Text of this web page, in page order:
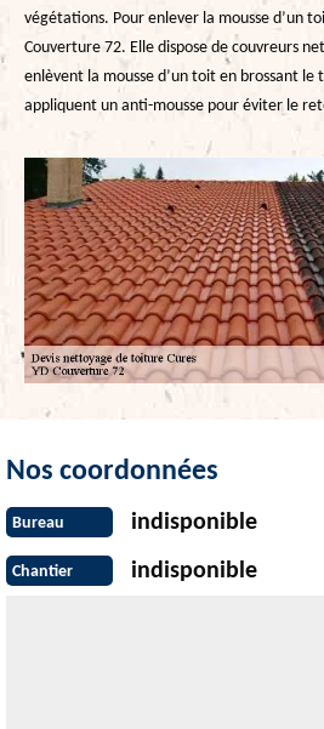
végétations. Pour enlever la mousse d’un
Couverture 72. Elle dispose de couvreurs
enlèvent la mousse d’un toit en brossant le
appliquent un anti-mousse pour éviter le
Nos coordonnées
Bureau indisponible
Chantier indisponible